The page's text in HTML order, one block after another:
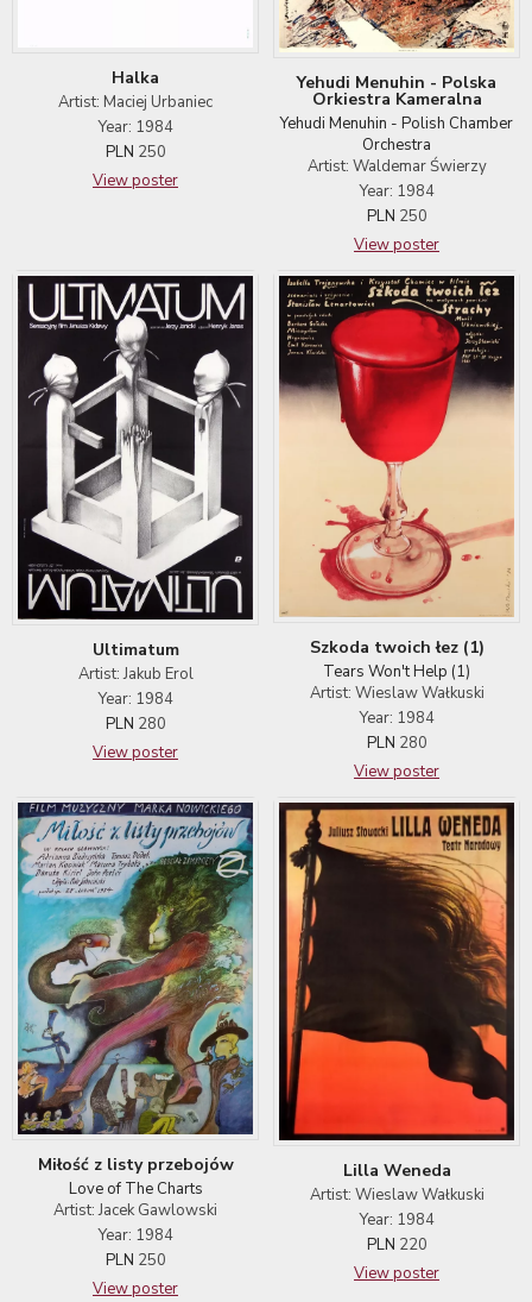
Halka
Artist: Maciej Urbaniec
Year: 1984
PLN 250
View poster
Yehudi Menuhin - Polska
Orkiestra Kameralna
Yehudi Menuhin - Polish Chamber
Orchestra
Artist: Waldemar Świerzy
Year: 1984
PLN 250
View poster
Ultimatum
Artist: Jakub Erol
Year: 1984
PLN 280
View poster
Szkoda twoich łez (1)
Tears Won't Help (1)
Artist: Wieslaw Wałkuski
Year: 1984
PLN 280
View poster
Miłość z listy przebojów
Love of The Charts
Artist: Jacek Gawlowski
Year: 1984
PLN 250
View poster
Lilla Weneda
Artist: Wieslaw Wałkuski
Year: 1984
PLN 220
View poster